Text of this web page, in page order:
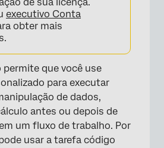
da Web
executivo Conta
obter mais
que você use
para executar
de dados,
antes ou depois de
um fluxo de trabalho. Por
usar a tarefa código